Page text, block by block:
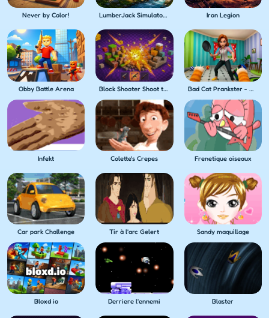
Never by Color! LumberJack Simulator 3D Iron Legion
Obby Battle Arena Block Shooter Shoot the Blocks! Bad Cat Prankster - Mom's Return
Infekt Colette's Crepes Frenetique oiseaux
Car park Challenge Tir à l'arc Gelert Sandy maquillage
Bloxd io Derriere l'ennemi Blaster